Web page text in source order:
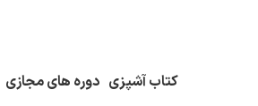
کتاب آشپزی دوره های مجازی